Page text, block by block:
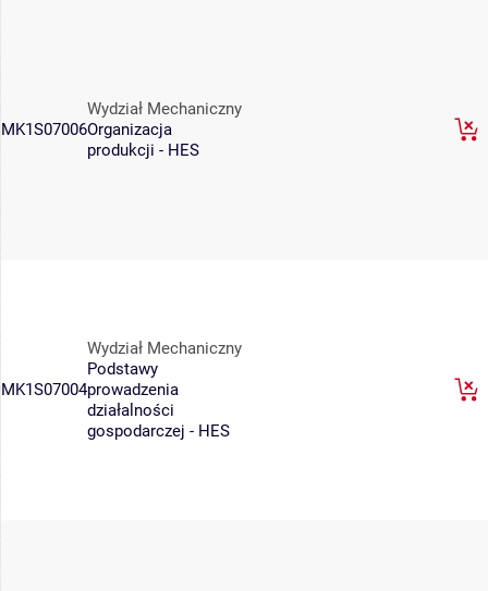
MK1S07006
Wydział Mechaniczny
Organizacja
produkcji - HES
MK1S07004
Wydział Mechaniczny
Podstawy
prowadzenia
działalności
gospodarczej - HES